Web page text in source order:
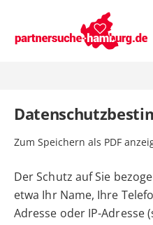
Zum Speichern als PDF
Der Schutz auf Sie
etwa Ihr Name, Ihre
Adresse oder IP-Adresse